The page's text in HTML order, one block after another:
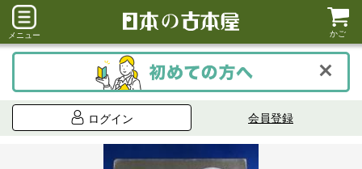
メニュー かご
ログイン 会員登録